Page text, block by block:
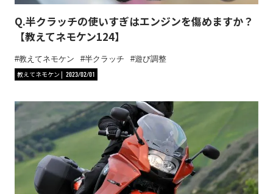
Q.半クラッチの使いすぎはエンジンを傷めますか？
【教えてネモケン124】
教えてネモケン 半クラッチ
遊び調整
教えてネモケン
2023/02/01